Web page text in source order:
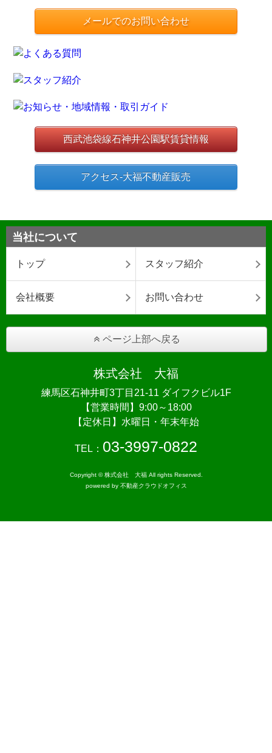
メールでのお問い合わせ
西武池袋線石神井公園駅賃貸情報
アクセス-大福不動産販売
当社について
トップ スタッフ紹介
会社概要 お問い合わせ
ページ上部へ戻る
株式会社 大福
練馬区石神井町3丁目21-11 ダイフクビル1F
【営業時間】9:00～18:00
【定休日】水曜日・年末年始
TEL： 03-3997-0822
Copyright © 株式会社 大福 All rights Reserved.
powered by 不動産クラウドオフィス